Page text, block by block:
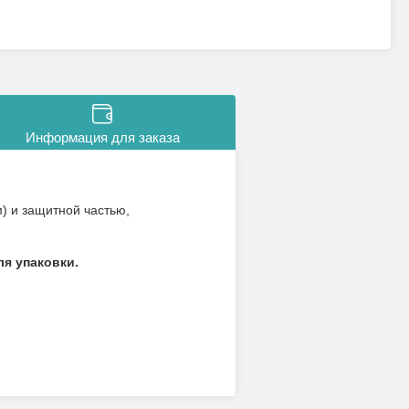
Информация для заказа
и защитной частью,
упаковки.